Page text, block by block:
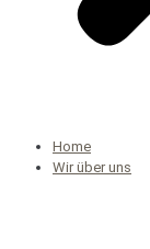
Home
Wir über uns